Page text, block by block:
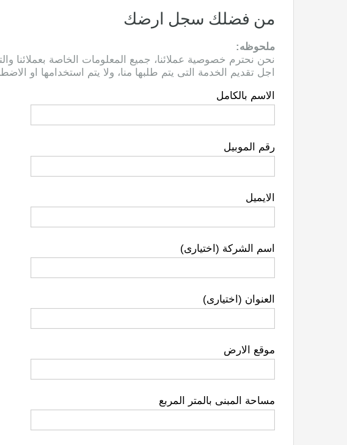
من فضلك سجل ارضك
ملحوظه:
نحن نحترم خصوصية عملائنا، جميع المعلومات الخاصة بعملائنا
اجل تقديم الخدمة التى يتم طلبها منا، ولا يتم استخدامها او
الاسم بالكامل
رقم الموبيل
الايميل
اسم الشركة (اختيارى)
العنوان (اختيارى)
موقع الارض
مساحة المبنى بالمتر المربع